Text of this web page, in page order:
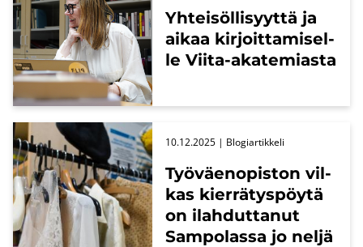
Yh­tei­söl­li­syyt­tä ja
aikaa kir­joit­ta­mi­sel­
le Viita-​akatemiasta
Työ­väen­opis­ton vil­
kas kier­rä­tys­pöy­tä
on ilah­dut­ta­nut
Sam­po­las­sa jo neljä
10.12.2025 | Blo­giar­tik­ke­li